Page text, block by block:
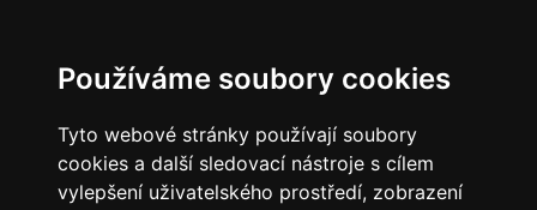
Používáme soubory cookies
Tyto webové stránky používají soubory
cookies a další sledovací nástroje s cílem
vylepšení uživatelského prostředí, zobrazení